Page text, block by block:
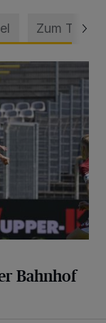
Zum Thema
klare Ansage
Bahnhof